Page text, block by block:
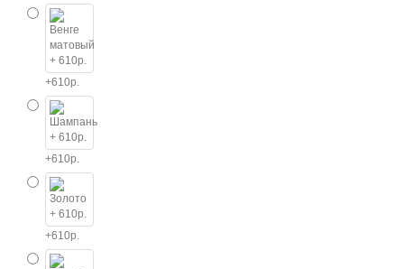
+610р.
+610р.
+610р.